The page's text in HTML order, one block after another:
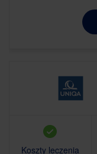
Koszty leczenia